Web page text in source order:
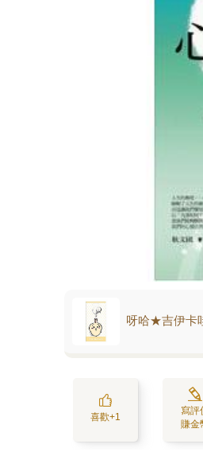
呀哈★吉伊卡
喜歡+1
寫評
賺金